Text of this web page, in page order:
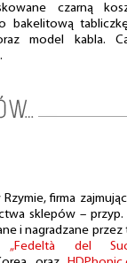
czarną
bakelitową
model kabla.
firma
sklepów – przyp.
i nagradzane przez
„Fedeltà del